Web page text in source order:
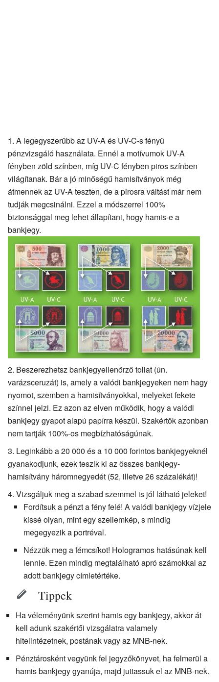
A legegyszerűbb az UV-A és UV-C-s fényű
pénzvizsgáló használata. Ennél a motívumok UV-A
fényben zöld színben, míg UV-C fényben piros színben
világítanak. Bár a jó minőségű hamisítványok még
átmennek az UV-A teszten, de a pirosra váltást már nem
tudják megcsinálni. Ezzel a módszerrel 100%
biztonsággal meg lehet állapítani, hogy hamis-e a
bankjegy.
Beszerezhetsz bankjegyellenőrző tollat (ún.
varázsceruzát) is, amely a valódi bankjegyeken nem hagy
nyomot, szemben a hamisítványokkal, melyeket fekete
színnel jelzi. Ez azon az elven működik, hogy a valódi
bankjegy gyapot alapú papírra készül. Szakértők azonban
nem tartják 100%-os megbízhatóságúnak.
Leginkább a 20 000 és a 10 000 forintos bankjegyeknél
gyanakodjunk, ezek teszik ki az összes bankjegy-
hamisítvány háromnegyedét (52, illetve 26 százalékát)!
Vizsgáljuk meg a szabad szemmel is jól látható jeleket!
Fordítsuk a pénzt a fény felé! A valódi bankjegy vízjele
kissé olyan, mint egy szellemkép, s mindig
megegyezik a portréval.
Nézzük meg a fémcsíkot! Hologramos hatásúnak kell
lennie. Ezen mindig megtalálható apró számokkal az
adott bankjegy címletértéke.
Tippek
Ha véleményünk szerint hamis egy bankjegy, akkor át
kell adunk szakértői vizsgálatra valamely
hitelintézetnek, postának vagy az MNB-nek.
Pénztárosként vegyünk fel jegyzőkönyvet, ha felmerül a
hamis bankjegy gyanúja, majd juttassuk el az MNB-nek.